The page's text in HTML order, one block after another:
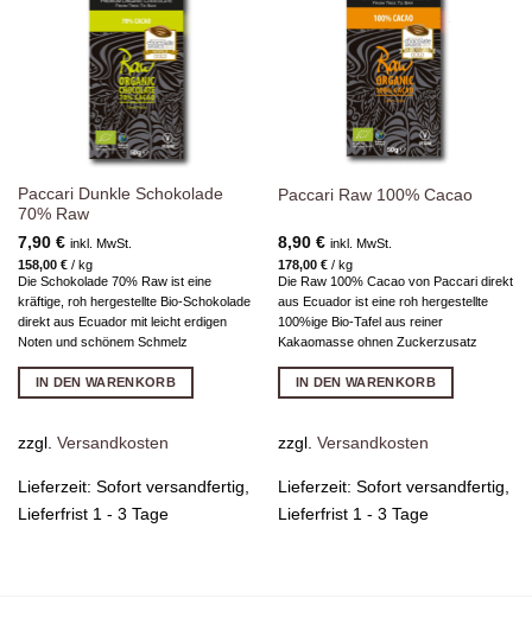
Wunschliste
hinzufügen
Paccari Dunkle Schokolade
70% Raw
7,90 € inkl. MwSt.
158,00 €/ kg
Die Schokolade 70% Raw ist eine
kräftige, roh hergestellte Bio-Schokolade
direkt aus Ecuador mit leicht erdigen
Noten und schönem Schmelz
IN DEN WARENKORB
zzgl. Versandkosten
Lieferzeit: Sofort versandfertig,
Lieferfrist 1 - 3 Tage
Wunschliste
hinzufügen
Paccari Raw 100% Cacao
8,90 € inkl. MwSt.
178,00 €/ kg
Die Raw 100% Cacao von Paccari direkt
aus Ecuador ist eine roh hergestellte
100%ige Bio-Tafel aus reiner
Kakaomasse ohnen Zuckerzusatz
IN DEN WARENKORB
zzgl. Versandkosten
Lieferzeit: Sofort versandfertig,
Lieferfrist 1 - 3 Tage